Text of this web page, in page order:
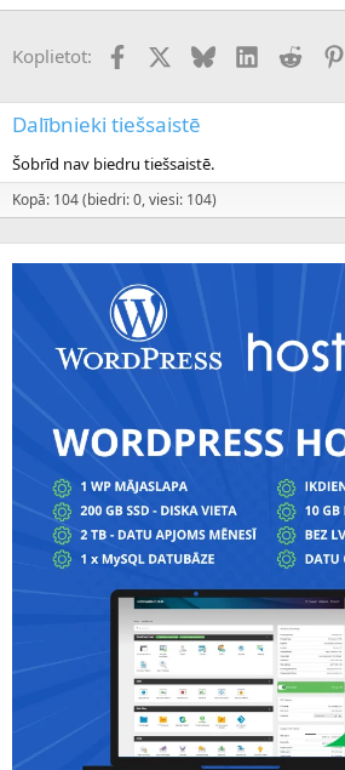
Koplietot: FacebookX (Twitter)
BlueskyLinkedInReddit
Dalībnieki tiešsaistē
Šobrīd nav biedru tiešsaistē.
Kopā: 104 (biedri: 0, viesi: 104)